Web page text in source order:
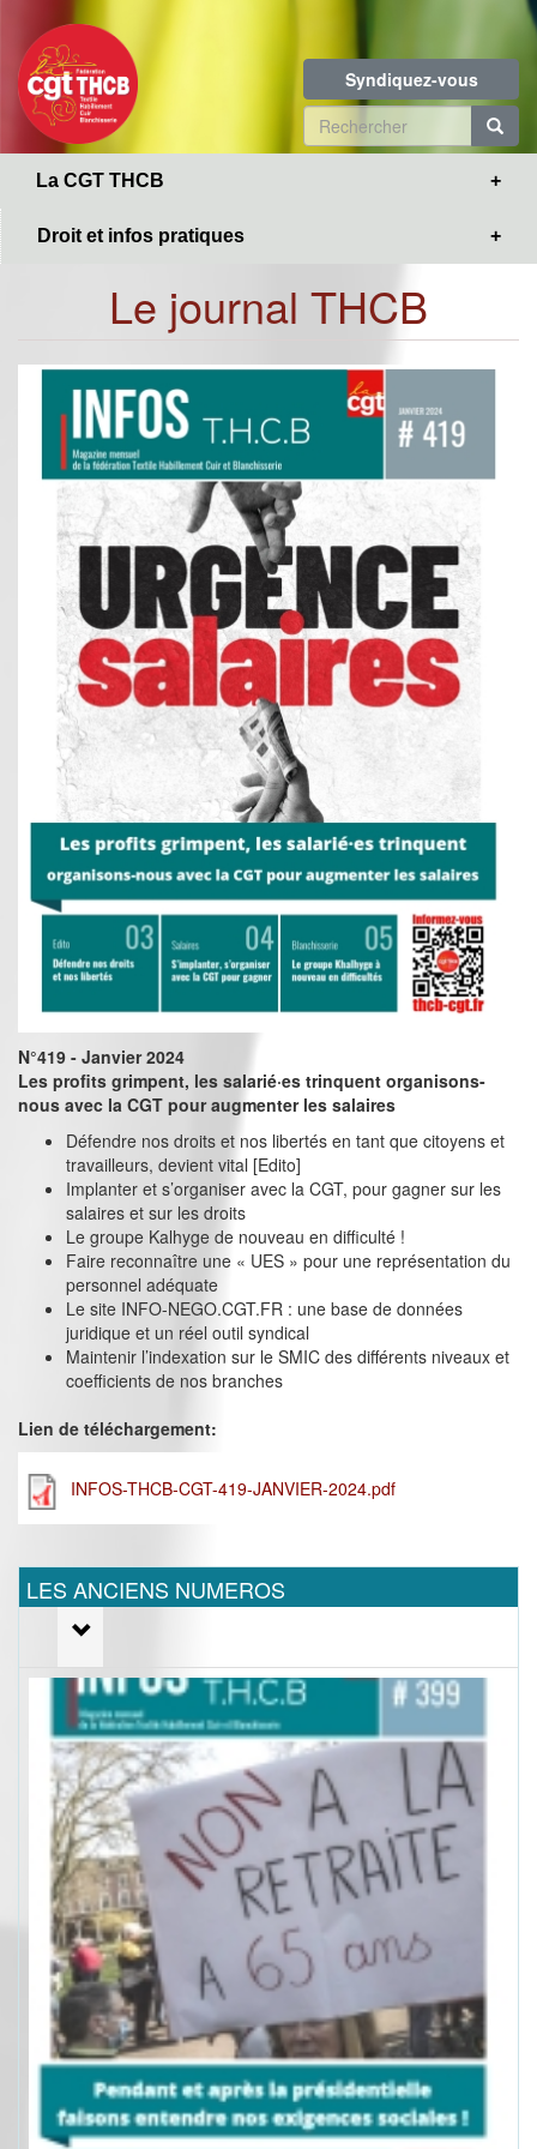
contenu
principal
Syndiquez-vous
Formulaire
de
La CGT THCB
Droit et infos pratiques
Le journal THCB
N°419 - Janvier 2024
Les profits grimpent, les salarié·es trinquent organisons-
nous avec la CGT pour augmenter les salaires
Défendre nos droits et nos libertés en tant que citoyens et
travailleurs, devient vital [Edito]
Implanter et s’organiser avec la CGT, pour gagner sur les
salaires et sur les droits
Le groupe Kalhyge de nouveau en difficulté !
Faire reconnaître une « UES » pour une représentation du
personnel adéquate
Le site INFO-NEGO.CGT.FR : une base de données
juridique et un réel outil syndical
Maintenir l’indexation sur le SMIC des différents niveaux et
coefficients de nos branches
Lien de téléchargement:
INFOS-THCB-CGT-419-JANVIER-2024.pdf
LES ANCIENS NUMEROS